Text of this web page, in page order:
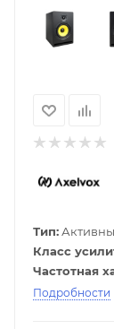
Тип:
Класс
Частотная
НЧ динамик:
Подробности